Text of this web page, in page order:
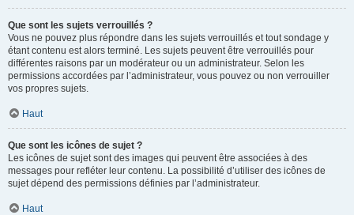
Que sont les sujets verrouillés ?
Vous ne pouvez plus répondre dans les sujets verrouillés et tout sondage y
étant contenu est alors terminé. Les sujets peuvent être verrouillés pour
différentes raisons par un modérateur ou un administrateur. Selon les
permissions accordées par l’administrateur, vous pouvez ou non verrouiller
vos propres sujets.
Haut
Que sont les icônes de sujet ?
Les icônes de sujet sont des images qui peuvent être associées à des
messages pour refléter leur contenu. La possibilité d’utiliser des icônes de
sujet dépend des permissions définies par l’administrateur.
Haut